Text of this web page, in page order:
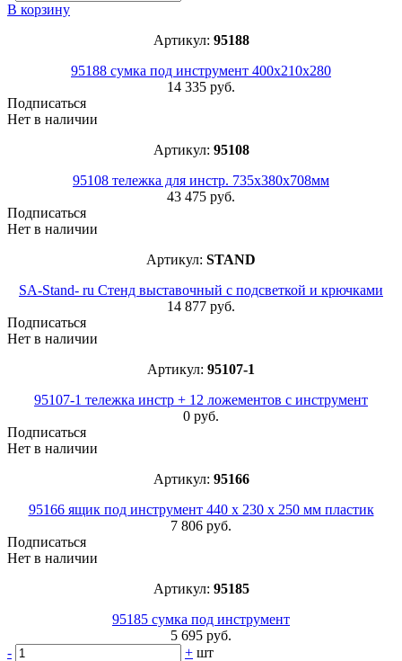
В корзину
Артикул: 95188
95188 сумка под инструмент 400х210х280
14 335 руб.
Подписаться
Нет в наличии
Артикул: 95108
95108 тележка для инстр. 735х380х708мм
43 475 руб.
Подписаться
Нет в наличии
Артикул: STAND
SA-Stand- ru Стенд выставочный с подсветкой и крючками
14 877 руб.
Подписаться
Нет в наличии
Артикул: 95107-1
95107-1 тележка инстр + 12 ложементов с инструмент
0 руб.
Подписаться
Нет в наличии
Артикул: 95166
95166 ящик под инструмент 440 х 230 х 250 мм пластик
7 806 руб.
Подписаться
Нет в наличии
Артикул: 95185
95185 сумка под инструмент
5 695 руб.
-
+ шт